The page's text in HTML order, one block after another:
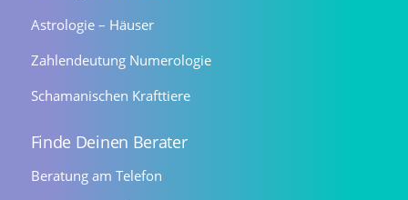
Astrologie – Häuser
Zahlendeutung Numerologie
Schamanischen Krafttiere
Finde Deinen Berater
Beratung am Telefon